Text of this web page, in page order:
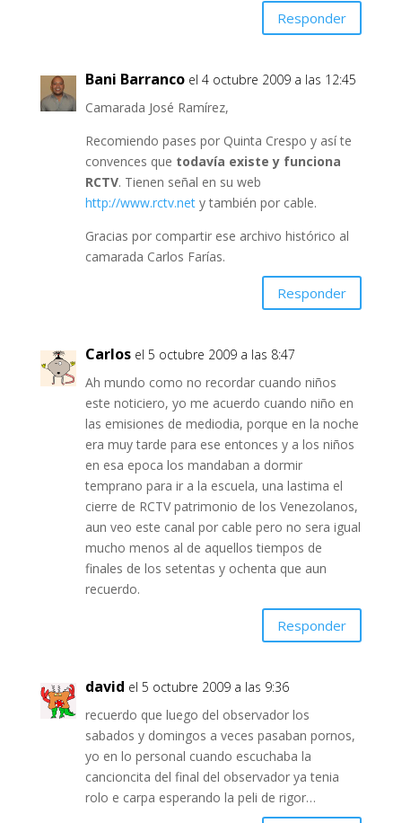
Responder
Bani Barranco el 4 octubre 2009 a las 12:45
Camarada José Ramírez,
Recomiendo pases por Quinta Crespo y así te
convences que todavía existe y funciona
RCTV. Tienen señal en su web
http://www.rctv.nety también por cable.
Gracias por compartir ese archivo histórico al
camarada Carlos Farías.
Responder
Carlos el 5 octubre 2009 a las 8:47
Ah mundo como no recordar cuando niños
este noticiero, yo me acuerdo cuando niño en
las emisiones de mediodia, porque en la noche
era muy tarde para ese entonces y a los niños
en esa epoca los mandaban a dormir
temprano para ir a la escuela, una lastima el
cierre de RCTV patrimonio de los Venezolanos,
aun veo este canal por cable pero no sera igual
mucho menos al de aquellos tiempos de
finales de los setentas y ochenta que aun
recuerdo.
Responder
david el 5 octubre 2009 a las 9:36
recuerdo que luego del observador los
sabados y domingos a veces pasaban pornos,
yo en lo personal cuando escuchaba la
cancioncita del final del observador ya tenia
rolo e carpa esperando la peli de rigor…